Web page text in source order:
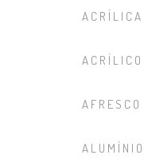
ACRÍLICO
AFRESCO
ALUMÍNIO